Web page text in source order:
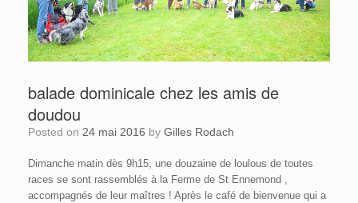
balade dominicale chez les amis de
doudou
Posted on 24 mai 2016 by Gilles Rodach
Dimanche matin dès 9h15, une douzaine de loulous de toutes
races se sont rassemblés à la Ferme de St Ennemond ,
accompagnés de leur maîtres ! Après le café de bienvenue qui a